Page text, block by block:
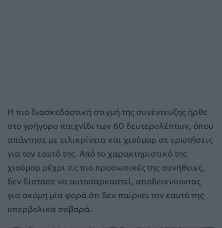
Η πιο διασκεδαστική στιγμή της συνέντευξης ήρθε
στο γρήγορο παιχνίδι των 60 δευτερολέπτων, όπου
απάντησε με ειλικρίνεια και χιούμορ σε ερωτήσεις
για τον εαυτό της. Από το χαρακτηριστικό της
χιούμορ μέχρι τις πιο προσωπικές της συνήθειες,
δεν δίστασε να αυτοσαρκαστεί, αποδεικνύοντας
για ακόμη μία φορά ότι δεν παίρνει τον εαυτό της
υπερβολικά σοβαρά.